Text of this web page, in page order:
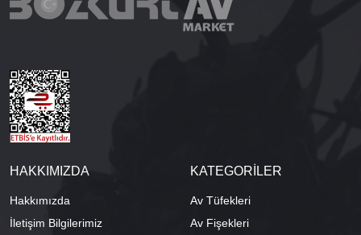
HAKKIMIZDA
Hakkımızda
İletişim Bilgilerimiz
KATEGORİLER
Av Tüfekleri
Av Fişekleri